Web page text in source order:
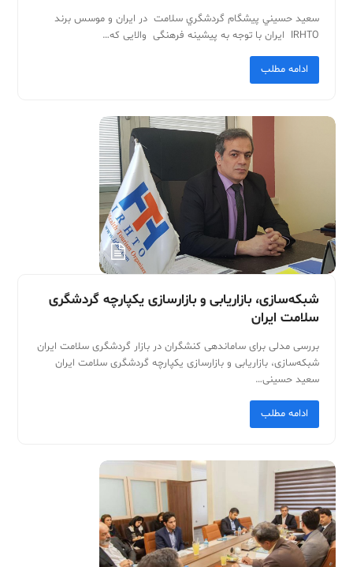
سعيد ‬حسيني‬‬ پيشگام ‬گردشگري ‬سلامت ‬در ‬ايران ‬و ‬موسس ‬برند
‬IRHTO ‬‬‬‬‬‬‬‬‬‬‬‬‬‬‬‬ ایران ‬با ‬توجه ‬به ‬پیشینه ‬فرهنگی ‬والایی ‬که…
ادامه مطلب
شبکه‌سازی، بازاریابی و بازارسازی یکپارچه گردشگری
سلامت ایران
بررسی مدلی برای ساماندهی کنشگران در بازار گردشگری سلامت ایران
شبکه‌سازی، بازاریابی و بازارسازی یکپارچه گردشگری سلامت ایران
سعید حسینی‌…
ادامه مطلب